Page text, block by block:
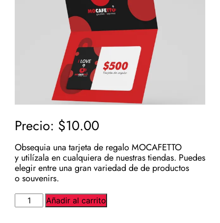
$10.00
Obsequia una tarjeta de regalo MOCAFETTO
y utilízala en cualquiera de nuestras tiendas. Puedes
elegir entre una gran variedad de de productos
o souvenirs.
Tarjeta
de
Añadir al carrito